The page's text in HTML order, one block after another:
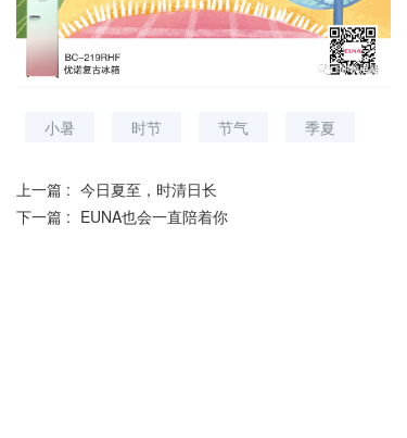
小暑 时节 节气 季夏
上一篇 : 今日夏至，时清日长
下一篇 : EUNA也会一直陪着你